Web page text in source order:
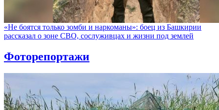
«Не боятся только зомби и наркоманы»: боец из Башкирии
рассказал о зоне СВО, сослуживцах и жизни под землей
Фоторепортажи